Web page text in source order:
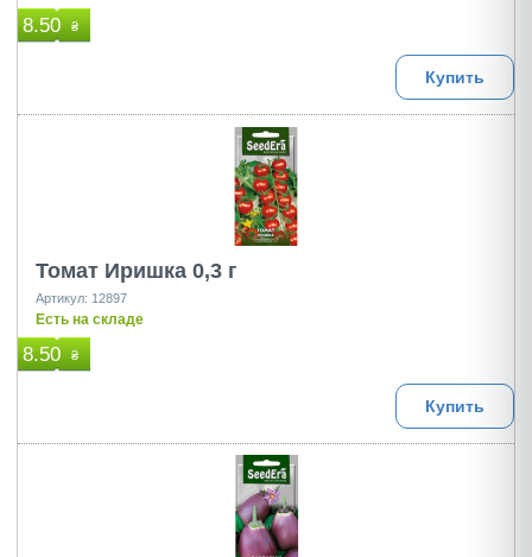
8.50 ₴
Купить
Томат Иришка 0,3 г
Артикул: 12897
Есть на складе
8.50 ₴
Купить